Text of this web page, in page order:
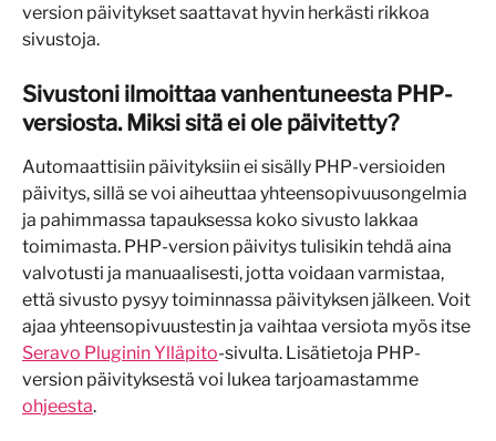
version päivitykset saattavat hyvin herkästi rikkoa
sivustoja.
Sivustoni ilmoittaa vanhentuneesta PHP-
versiosta. Miksi sitä ei ole päivitetty?
Automaattisiin päivityksiin ei sisälly PHP-versioiden
päivitys, sillä se voi aiheuttaa yhteensopivuusongelmia
ja pahimmassa tapauksessa koko sivusto lakkaa
toimimasta. PHP-version päivitys tulisikin tehdä aina
valvotusti ja manuaalisesti, jotta voidaan varmistaa,
että sivusto pysyy toiminnassa päivityksen jälkeen. Voit
ajaa yhteensopivuustestin ja vaihtaa versiota myös itse
Seravo Pluginin Ylläpito-sivulta. Lisätietoja PHP-
version päivityksestä voi lukea tarjoamastamme
ohjeesta.